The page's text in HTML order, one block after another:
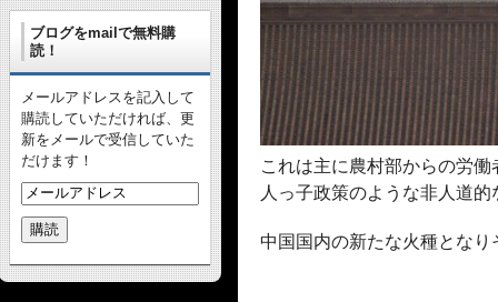
これは主に農村部からの労
人っ子政策のような非人道
中国国内の新たな火種となり
ブログをmailで無料購
読！
メールアドレスを記入して
購読していただければ、更
新をメールで受信していた
だけます！